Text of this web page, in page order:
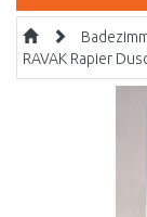
RAVAK Rapier